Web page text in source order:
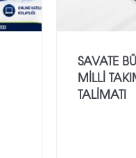
SAVATE
MİLLİ
TALİMATI